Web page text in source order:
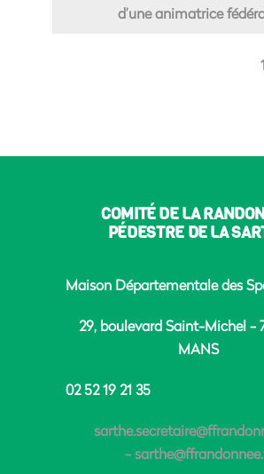
d’une animatrice
COMITÉ DE LA
PÉDESTRE DE LA
Maison Départementale des
29, boulevard Saint-Michel -
MANS
02 52 19 21 35
-